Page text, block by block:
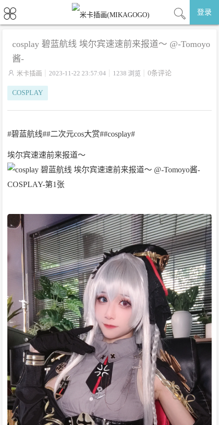
登录
cosplay 碧蓝航线 埃尔宾速速前来报道～ @-Tomoyo
酱-
 米卡插画 2023-11-22 23:57:04 1238 浏览 0条评论
COSPLAY
#碧蓝航线##二次元cos大赏##cosplay#
埃尔宾速速前来报道～ ​​​